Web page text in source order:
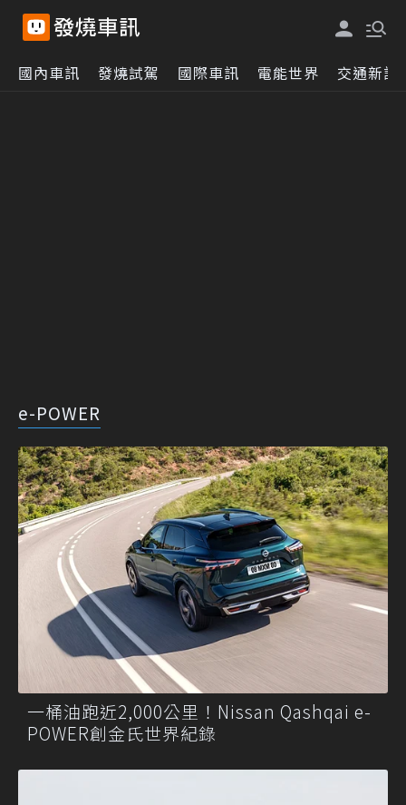
國內車訊 發燒試駕 國際車訊 電能世界 交通新訊
e-POWER
一桶油跑近2,000公里！Nissan Qashqai e-
POWER創金氏世界紀錄